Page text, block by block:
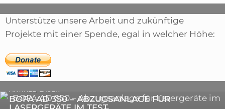
Unterstütze unsere Arbeit und zukünftige
Projekte mit einer Spende, egal in welcher Höhe:
BOFA AD 350 – ABZUGSANLAGE FÜR
DIE BEDEUTENDSTEN SCHRITTE ZUR
ERFOLGREICHEN MARKENBILDUNG IN DER